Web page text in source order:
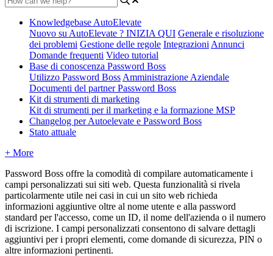
Knowledgebase AutoElevate
Nuovo su AutoElevate ? INIZIA QUI Generale e risoluzione
dei problemi Gestione delle regole Integrazioni Annunci
Domande frequenti Video tutorial
Base di conoscenza Password Boss
Utilizzo Password Boss Amministrazione Aziendale
Documenti del partner Password Boss
Kit di strumenti di marketing
Kit di strumenti per il marketing e la formazione MSP
Changelog per Autoelevate e Password Boss
Stato attuale
+ More
Password Boss offre la comodità di compilare automaticamente i
campi personalizzati sui siti web. Questa funzionalità si rivela
particolarmente utile nei casi in cui un sito web richieda
informazioni aggiuntive oltre al nome utente e alla password
standard per l'accesso, come un ID, il nome dell'azienda o il numero
di iscrizione. I campi personalizzati consentono di salvare dettagli
aggiuntivi per i propri elementi, come domande di sicurezza, PIN o
altre informazioni pertinenti.